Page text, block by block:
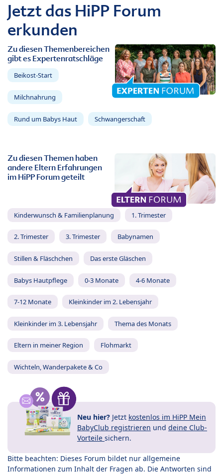
Jetzt das HiPP Forum
erkunden
Zu diesen Themenbereichen
gibt es Expertenratschläge
Beikost-Start
Milchnahrung
Rund um Babys Haut Schwangerschaft
Zu diesen Themen haben
andere Eltern Erfahrungen
im HiPP Forum geteilt
Kinderwunsch & Familienplanung 1. Trimester
2. Trimester 3. Trimester Babynamen
Stillen & Fläschchen Das erste Gläschen
Babys Hautpflege 0-3 Monate 4-6 Monate
7-12 Monate Kleinkinder im 2. Lebensjahr
Kleinkinder im 3. Lebensjahr Thema des Monats
Eltern in meiner Region Flohmarkt
Wichteln, Wanderpakete & Co
Neu hier? Jetzt kostenlos im HiPP Mein
BabyClub registrieren und deine Club-
Vorteile sichern.
Bitte beachten: Dieses Forum bildet nur allgemeine
Informationen zum Inhalt der Fragen ab. Die Antworten sind